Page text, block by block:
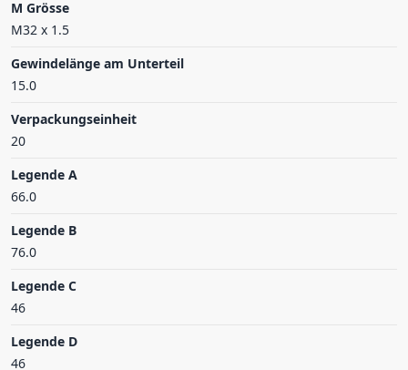
M Grösse
M32 x 1.5
Gewindelänge am Unterteil
15.0
Verpackungseinheit
20
Legende A
66.0
Legende B
76.0
Legende C
46
Legende D
46